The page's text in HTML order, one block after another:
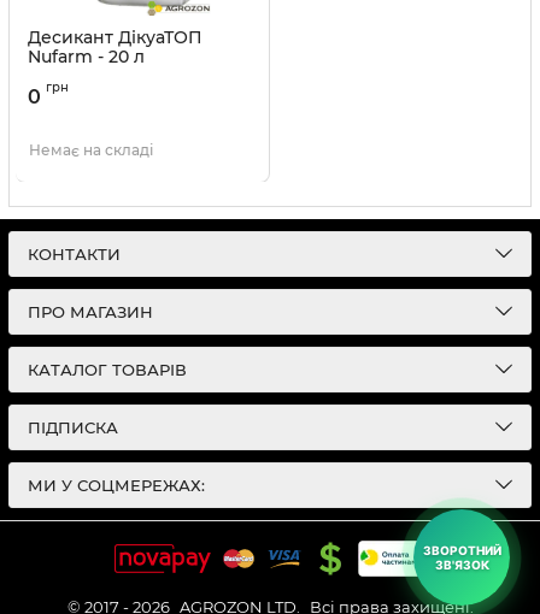
ЗВОРОТНИЙ
ЗВ'ЯЗОК
Десикант ДікуаТОП
Nufarm - 20 л
0 грн
Немає на складі
КОНТАКТИ
ПРО МАГАЗИН
КАТАЛОГ ТОВАРІВ
ПІДПИСКА
МИ У СОЦМЕРЕЖАХ:
© 2017 - 2026 AGROZON LTD. Всі права захищені.